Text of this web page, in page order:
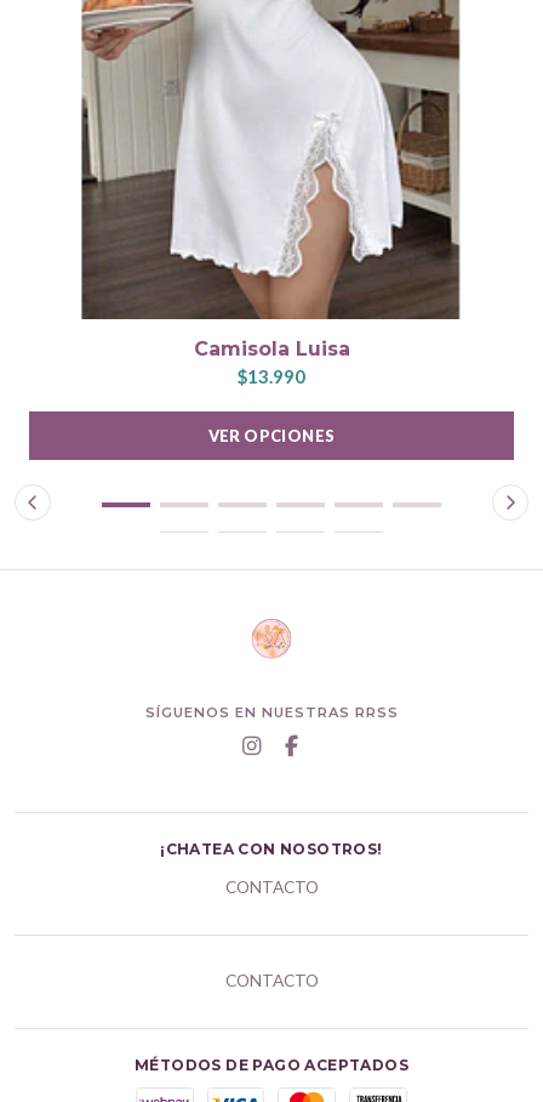
Camisola Luisa
$13.990
VER OPCIONES
SÍGUENOS EN NUESTRAS RRSS
¡CHATEA CON NOSOTROS!
CONTACTO
CONTACTO
MÉTODOS DE PAGO ACEPTADOS